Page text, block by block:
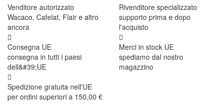
Venditore autorizzato
Wacaco, Cafelat, Flair e altro
ancora
Rivenditore specializzato
supporto prima e dopo
l'acquisto
Consegna UE
consegna in tutti i paesi
dell&#39;UE
Merci in stock UE
spediamo dal nostro
magazzino
Spedizione gratuita nell'UE
per ordini superiori a 150,00 €